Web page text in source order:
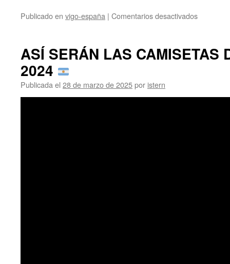
Publicado en vigo-españa | Comentarios desactivadosen
niño
ASÍ SERÁN LAS CAMISETAS
2024
Publicada el 28 de marzo de 2025por istern